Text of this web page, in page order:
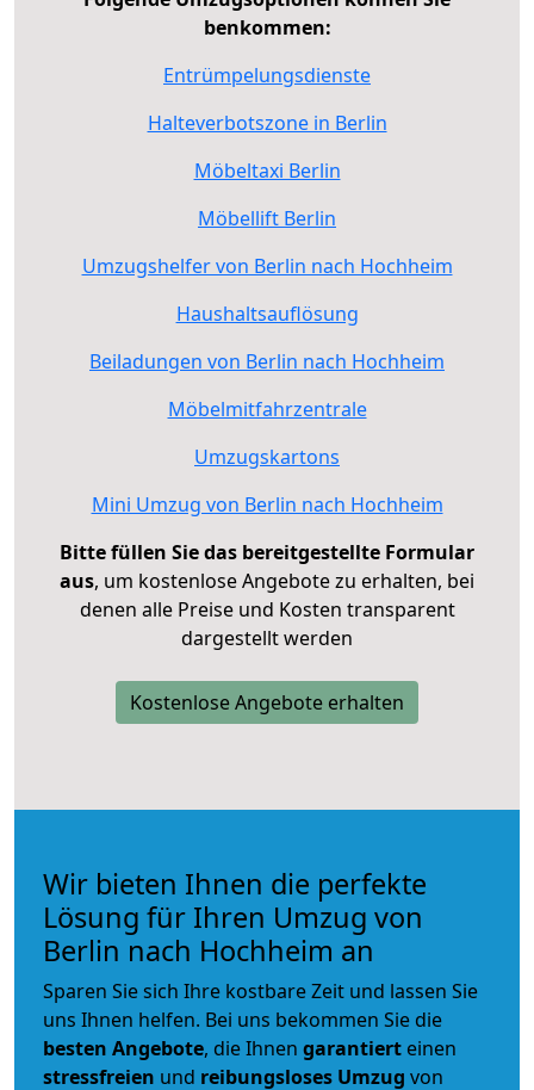
benkommen:
Entrümpelungsdienste
Halteverbotszone in Berlin
Möbeltaxi Berlin
Möbellift Berlin
Umzugshelfer von Berlin nach Hochheim
Haushaltsauflösung
Beiladungen von Berlin nach Hochheim
Möbelmitfahrzentrale
Umzugskartons
Mini Umzug von Berlin nach Hochheim
Bitte füllen Sie das bereitgestellte Formular
aus, um kostenlose Angebote zu erhalten, bei
denen alle Preise und Kosten transparent
dargestellt werden
Kostenlose Angebote erhalten
Wir bieten Ihnen die perfekte
Lösung für Ihren Umzug von
Berlin nach Hochheim an
Sparen Sie sich Ihre kostbare Zeit und lassen Sie
uns Ihnen helfen. Bei uns bekommen Sie die
besten Angebote, die Ihnen garantiert einen
stressfreien und reibungsloses Umzug von